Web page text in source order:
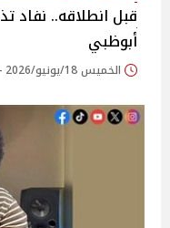
قبل انطلاقه..
أبوظبي
الخميس 18/يونيو/2026 - 10:47 م